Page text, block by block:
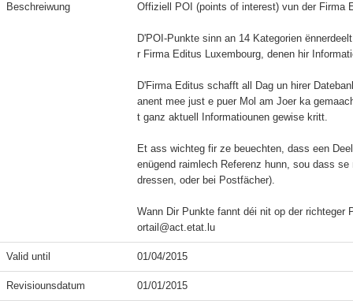
Beschreiwung Offiziell POI (points of interest) vun der Firma
D'POI-Punkte sinn an 14 Kategorien
r Firma Editus Luxembourg, denen hir
D'Firma Editus schafft all Dag un hirer
anent mee just e puer Mol am Joer ka
t ganz aktuell Informatiounen gewise kritt.
Et ass wichteg fir ze beuechten, dass een
enügend raimlech Referenz hunn, sou dass
dressen, oder bei Postfächer).
Wann Dir Punkte fannt déi nit op der
ortail@act.etat.lu
Valid until 01/04/2015
Revisiounsdatum 01/01/2015